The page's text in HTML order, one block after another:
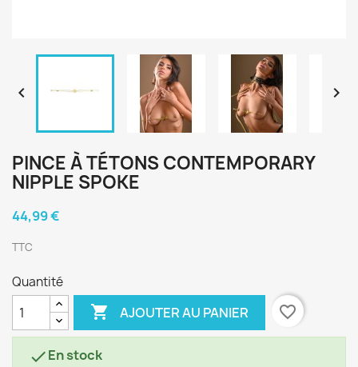
 
PINCE À TÉTONS CONTEMPORARY
NIPPLE SPOKE
44,99 €
TTC
Quantité
 AJOUTER AU PANIER favorite_border
En stock